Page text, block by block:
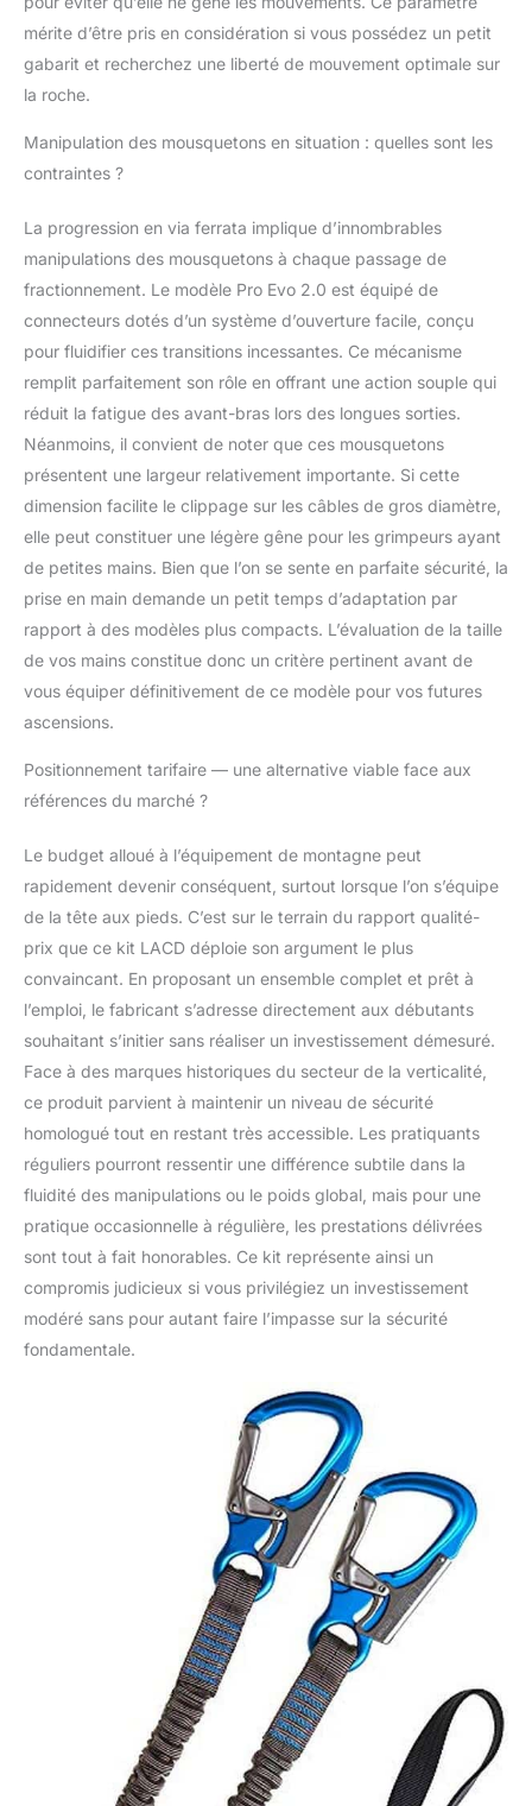
mérite d’être pris en considération si vous possédez un petit
gabarit et recherchez une liberté de mouvement optimale sur
la roche.
Manipulation des mousquetons en situation : quelles sont les
contraintes ?
La progression en via ferrata implique d’innombrables
manipulations des mousquetons à chaque passage de
fractionnement. Le modèle Pro Evo 2.0 est équipé de
connecteurs dotés d’un système d’ouverture facile, conçu
pour fluidifier ces transitions incessantes. Ce mécanisme
remplit parfaitement son rôle en offrant une action souple qui
réduit la fatigue des avant-bras lors des longues sorties.
Néanmoins, il convient de noter que ces mousquetons
présentent une largeur relativement importante. Si cette
dimension facilite le clippage sur les câbles de gros diamètre,
elle peut constituer une légère gêne pour les grimpeurs ayant
de petites mains. Bien que l’on se sente en parfaite sécurité, la
prise en main demande un petit temps d’adaptation par
rapport à des modèles plus compacts. L’évaluation de la taille
de vos mains constitue donc un critère pertinent avant de
vous équiper définitivement de ce modèle pour vos futures
ascensions.
Positionnement tarifaire — une alternative viable face aux
références du marché ?
Le budget alloué à l’équipement de montagne peut
rapidement devenir conséquent, surtout lorsque l’on s’équipe
de la tête aux pieds. C’est sur le terrain du rapport qualité-
prix que ce kit LACD déploie son argument le plus
convaincant. En proposant un ensemble complet et prêt à
l’emploi, le fabricant s’adresse directement aux débutants
souhaitant s’initier sans réaliser un investissement démesuré.
Face à des marques historiques du secteur de la verticalité,
ce produit parvient à maintenir un niveau de sécurité
homologué tout en restant très accessible. Les pratiquants
réguliers pourront ressentir une différence subtile dans la
fluidité des manipulations ou le poids global, mais pour une
pratique occasionnelle à régulière, les prestations délivrées
sont tout à fait honorables. Ce kit représente ainsi un
compromis judicieux si vous privilégiez un investissement
modéré sans pour autant faire l’impasse sur la sécurité
fondamentale.